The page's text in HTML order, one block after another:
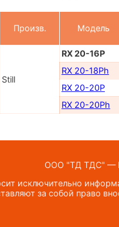
Произв. Модель
Still
RX 20-16P
RX 20-18Ph
RX 20-20P
RX 20-20Ph
ООО "ТД ТДС" —
исключительно
за собой право